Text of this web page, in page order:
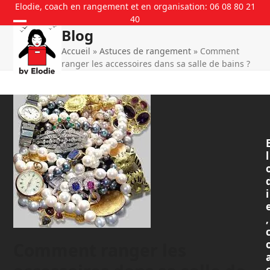
Skip
content
Elodie, coach en rangement et en organisation: 06 08 80 21
40
Blog
Accueil »Astuces de rangement » Comment
ranger les accessoires dans sa salle de bains ?
l
i
,